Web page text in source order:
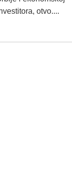
otvo....